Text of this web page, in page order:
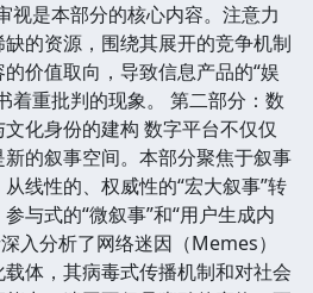
视是本部分的核心内容。注意力
的资源，围绕其展开的竞争机制
价值取向，导致信息产品的“娱
着重批判的现象。 第二部分：数
化身份的建构 数字平台不仅仅
的叙事空间。本部分聚焦于叙事
线性的、权威性的“宏大叙事”转
与式的“微叙事”和“用户生成内
入分析了网络迷因（Memes）
体，其病毒式传播机制和对社会